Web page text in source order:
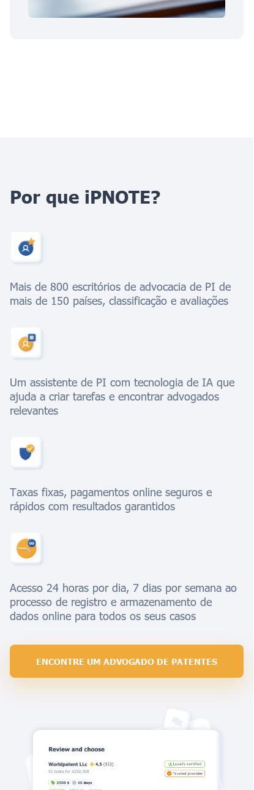
Por que iPNOTE?
Mais de 800 escritórios de advocacia de PI de
mais de 150 países, classificação e avaliações
Um assistente de PI com tecnologia de IA que
ajuda a criar tarefas e encontrar advogados
relevantes
Taxas fixas, pagamentos online seguros e
rápidos com resultados garantidos
Acesso 24 horas por dia, 7 dias por semana ao
processo de registro e armazenamento de
dados online para todos os seus casos
ENCONTRE UM ADVOGADO DE PATENTES